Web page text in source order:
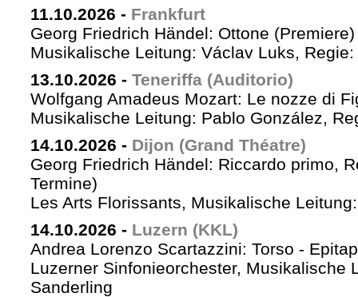
11.10.2026 - Frankfurt
Georg Friedrich Händel: Ottone (Premiere)
Musikalische Leitung: Václav Luks,
13.10.2026 - Teneriffa (Auditorio)
Wolfgang Amadeus Mozart: Le nozze di
Musikalische Leitung: Pablo González,
14.10.2026 - Dijon (Grand Théatre)
Georg Friedrich Händel: Riccardo primo,
Termine)
Les Arts Florissants, Musikalische
14.10.2026 - Luzern (KKL)
Andrea Lorenzo Scartazzini: Torso -
Luzerner Sinfonieorchester, Musikalische
Sanderling